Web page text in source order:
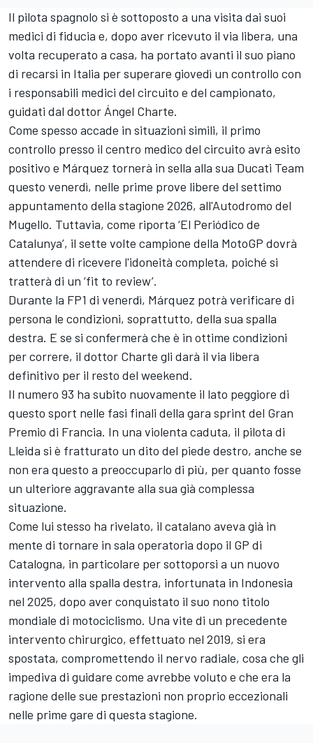
Il pilota spagnolo si è sottoposto a una visita dai suoi
medici di fiducia e, dopo aver ricevuto il via libera, una
volta recuperato a casa, ha portato avanti il suo piano
di recarsi in Italia per superare giovedì un controllo con
i responsabili medici del circuito e del campionato,
guidati dal dottor Ángel Charte.
Come spesso accade in situazioni simili, il primo
controllo presso il centro medico del circuito avrà esito
positivo e Márquez tornerà in sella alla sua Ducati Team
questo venerdì, nelle prime prove libere del settimo
appuntamento della stagione 2026, all'Autodromo del
Mugello. Tuttavia, come riporta ‘El Periódico de
Catalunya’, il sette volte campione della MotoGP dovrà
attendere di ricevere l'idoneità completa, poiché si
tratterà di un ‘fit to review’.
Durante la FP1 di venerdì, Márquez potrà verificare di
persona le condizioni, soprattutto, della sua spalla
destra. E se si confermerà che è in ottime condizioni
per correre, il dottor Charte gli darà il via libera
definitivo per il resto del weekend.
Il numero 93 ha subito nuovamente il lato peggiore di
questo sport nelle fasi finali della gara sprint del Gran
Premio di Francia. In una violenta caduta, il pilota di
Lleida si è fratturato un dito del piede destro, anche se
non era questo a preoccuparlo di più, per quanto fosse
un ulteriore aggravante alla sua già complessa
situazione.
Come lui stesso ha rivelato, il catalano aveva già in
mente di tornare in sala operatoria dopo il GP di
Catalogna, in particolare per sottoporsi a un nuovo
intervento alla spalla destra, infortunata in Indonesia
nel 2025, dopo aver conquistato il suo nono titolo
mondiale di motociclismo. Una vite di un precedente
intervento chirurgico, effettuato nel 2019, si era
spostata, compromettendo il nervo radiale, cosa che gli
impediva di guidare come avrebbe voluto e che era la
ragione delle sue prestazioni non proprio eccezionali
nelle prime gare di questa stagione.